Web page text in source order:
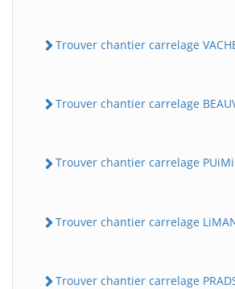
Trouver chantier carrelage
Trouver chantier carrelage
Trouver chantier carrelage
Trouver chantier carrelage
Trouver chantier carrelage